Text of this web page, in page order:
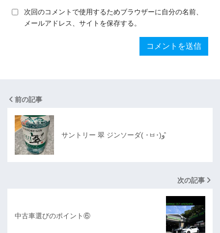
次回のコメントで使用するためブラウザーに自分の名前、
メールアドレス、サイトを保存する。
前の記事
サントリー 翠 ジンソーダ( ･ㅂ･)و ̑̑
次の記事
中古車選びのポイント⑥